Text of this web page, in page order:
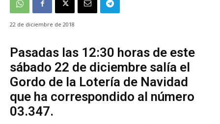
22 de diciembre de 2018
Pasadas las 12:30 horas de este
sábado 22 de diciembre salía el
Gordo de la Lotería de Navidad
que ha correspondido al número
03.347.